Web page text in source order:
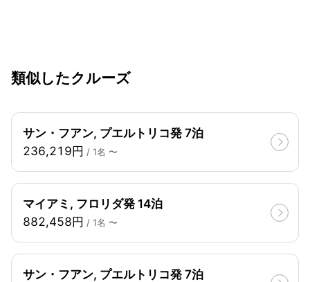
類似したクルーズ
サン・フアン, プエルトリコ発 7泊
236,219円 / 1名 〜
マイアミ, フロリダ発 14泊
882,458円 / 1名 〜
サン・フアン, プエルトリコ発 7泊